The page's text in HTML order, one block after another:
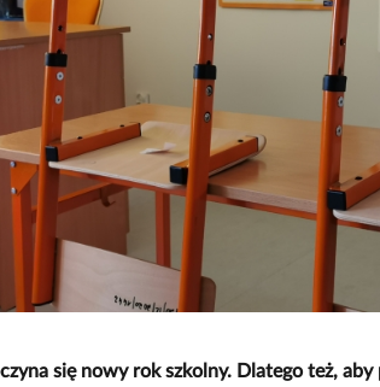
się nowy rok szkolny. Dlatego też, aby